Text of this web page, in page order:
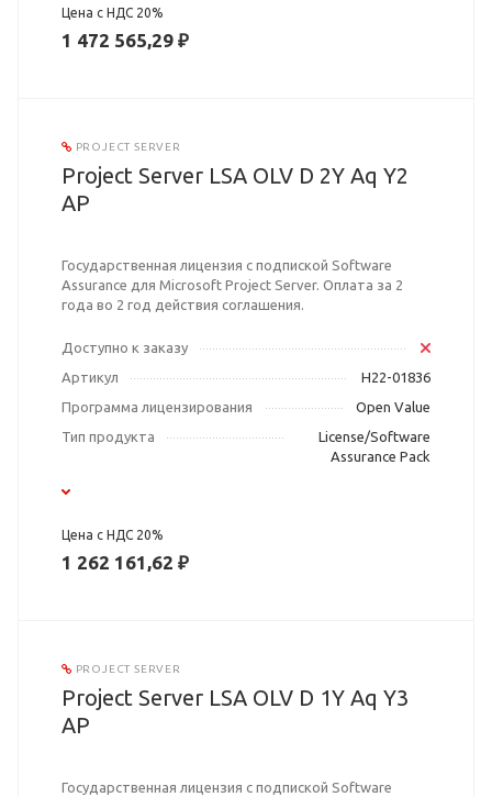
Цена с НДС 20%
1 472 565,29 ₽
PROJECT SERVER
Project Server LSA OLV D 2Y Aq Y2
AP
Государственная лицензия с подпиской Software
Assurance для Microsoft Project Server. Оплата за 2
года во 2 год действия соглашения.
Доступно к заказу
Артикул
H22-01836
Программа лицензирования
Open Value
Тип продукта
License/Software
Assurance Pack
Цена с НДС 20%
1 262 161,62 ₽
PROJECT SERVER
Project Server LSA OLV D 1Y Aq Y3
AP
Государственная лицензия с подпиской Software